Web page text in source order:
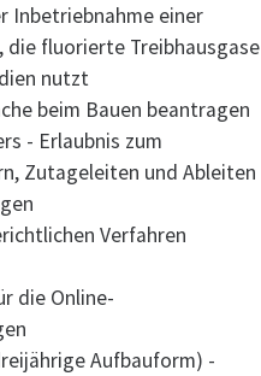
Inbetriebnahme einer
die fluorierte Treibhausgase
nutzt
beim Bauen beantragen
- Erlaubnis zum
Zutageleiten und Ableiten
Verfahren
die Online-
Aufbauform) -